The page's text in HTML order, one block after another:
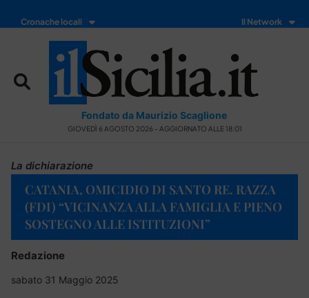
Cronache locali Il Network
Fondato da Maurizio Scaglione
GIOVEDÌ 6 AGOSTO 2026 - AGGIORNATO ALLE 18:01
La dichiarazione
CATANIA, OMICIDIO DI SANTO RE. RAZZA
(FDI) “VICINANZA ALLA FAMIGLIA E PIENO
SOSTEGNO ALLE ISTITUZIONI”
Redazione
sabato 31 Maggio 2025